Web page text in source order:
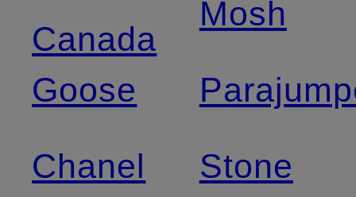
Canada
Goose
Chanel
Mosh
Stone